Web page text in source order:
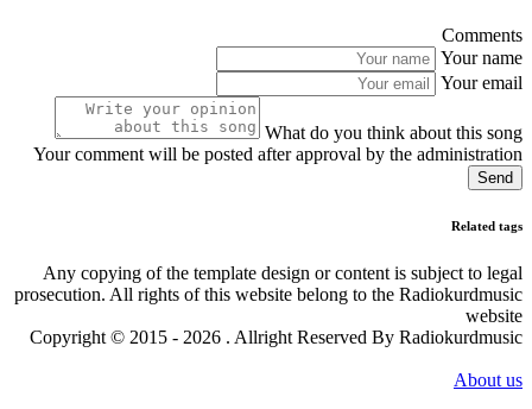
Comments
Your name
Your email
What do you think about this song
Your comment will be posted after approval by the administration
Send
Related tags
Any copying of the template design or content is subject to legal
prosecution. All rights of this website belong to the Radiokurdmusic
website
Copyright © 2015 - 2026 . Allright Reserved By Radiokurdmusic
About us